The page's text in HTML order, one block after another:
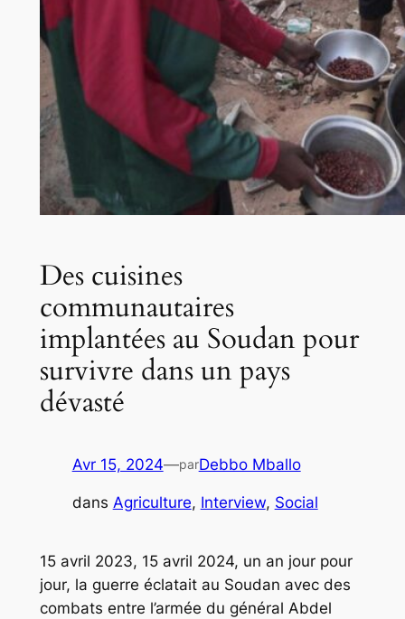
Des cuisines
communautaires
implantées au Soudan pour
survivre dans un pays
dévasté
Avr 15, 2024—parDebbo Mballo
dans Agriculture, Interview, Social
15 avril 2023, 15 avril 2024, un an jour pour
jour, la guerre éclatait au Soudan avec des
combats entre l’armée du général Abdel